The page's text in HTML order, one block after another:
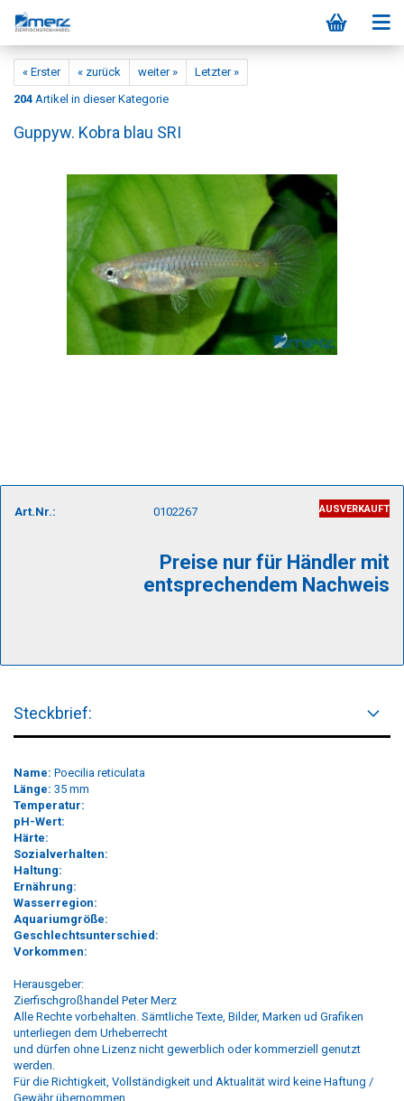
« Erster « zurück weiter »
Letzter »
204 Artikel in dieser Kategorie
Guppyw. Kobra blau SRI
AUSVERKAUFT
Art.Nr.: 0102267
Preise nur für Händler mit
entsprechendem Nachweis
Steckbrief:
Name: Poecilia reticulata
Länge: 35 mm
Temperatur:
pH-Wert:
Härte:
Sozialverhalten:
Haltung:
Ernährung:
Wasserregion:
Aquariumgröße:
Geschlechtsunterschied:
Vorkommen:
Herausgeber:
Zierfischgroßhandel Peter Merz
Alle Rechte vorbehalten. Sämtliche Texte, Bilder, Marken ud Grafiken
unterliegen dem Urheberrecht
und dürfen ohne Lizenz nicht gewerblich oder kommerziell genutzt
werden.
Für die Richtigkeit, Vollständigkeit und Aktualität wird keine Haftung /
Gewähr übernommen.